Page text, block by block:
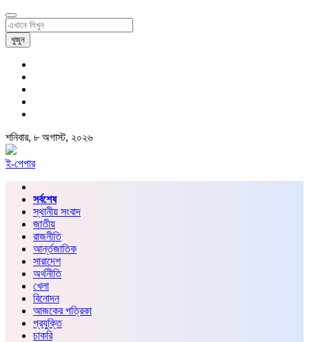
খুজুন
শনিবার, ৮ অগাস্ট, ২০২৬
ই-পেপার
সর্বশেষ
স্থানীয় সংবাদ
জাতীয়
রাজনীতি
আর্ন্তজাতিক
সারাদেশ
অর্থনীতি
খেলা
বিনোদন
আজকের পত্রিকা
প্রযুক্তি
চাকরি